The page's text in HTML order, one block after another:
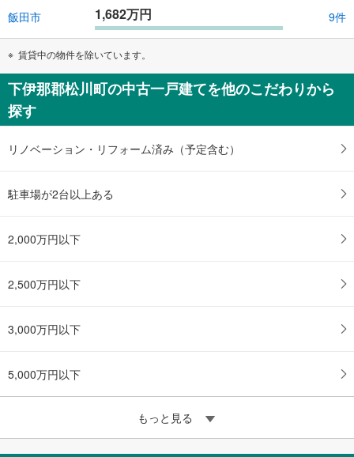
飯田市 1,682万円 9件
賃貸中の物件を除いています。
下伊那郡松川町の中古一戸建てを他のこだわりから
探す
リノベーション・リフォーム済み（予定含む）
駐車場が2台以上ある
2,000万円以下
2,500万円以下
3,000万円以下
5,000万円以下
もっと見る